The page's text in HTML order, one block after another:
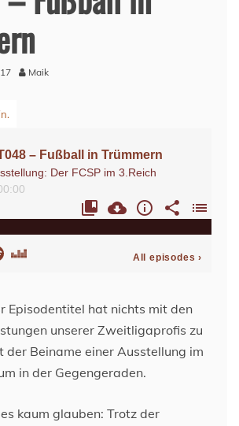
Maik
Episodentitel hat nichts mit den
unserer Zweitligaprofis zu
der Beiname einer Ausstellung im
in der Gegengeraden.
kaum glauben: Trotz der